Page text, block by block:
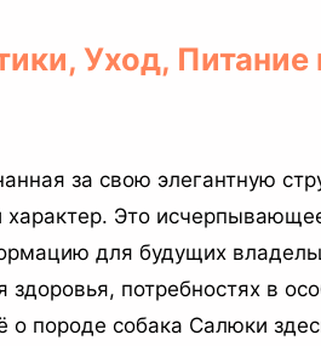
Уход, Питание
за свою элегантную
характер. Это
для будущих
здоровья, потребностях в
о породе собака Салюки